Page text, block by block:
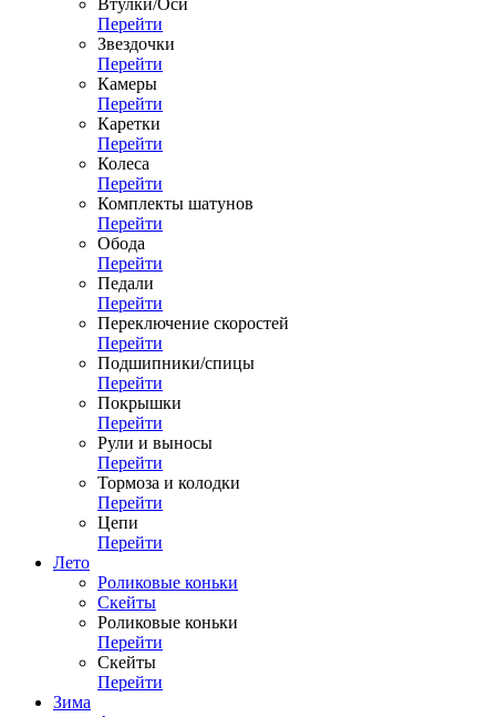
Втулки/Оси
Перейти
Звездочки
Перейти
Камеры
Перейти
Каретки
Перейти
Колеса
Перейти
Комплекты шатунов
Перейти
Обода
Перейти
Педали
Перейти
Переключение скоростей
Перейти
Подшипники/спицы
Перейти
Покрышки
Перейти
Рули и выносы
Перейти
Тормоза и колодки
Перейти
Цепи
Перейти
Лето
Роликовые коньки
Скейты
Роликовые коньки
Перейти
Скейты
Перейти
Зима